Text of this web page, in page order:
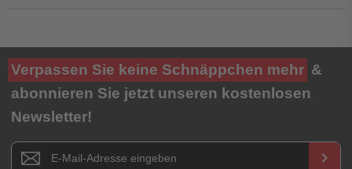
Ihre Bewertung**
★★★★★
Titel**
E-Mail-Adresse
Verpassen Sie keine Schnäppchen mehr &
abonnieren Sie jetzt unseren kostenlosen
Newsletter!
Newsletter E-Mail Adresse keyboard_arrow_right